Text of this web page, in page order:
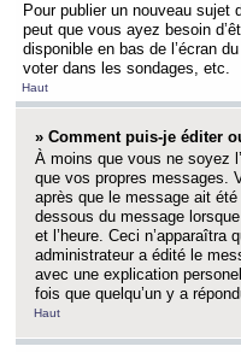
Pour publier un nouveau sujet
peut que vous ayez besoin
disponible en bas de l’écran
voter dans les sondages, etc.
Haut
» Comment puis-je éditer
À moins que vous ne soyez
que vos propres messages.
après que le message ait
dessous du message
et l’heure. Ceci n’apparaîtra
administrateur a édité le
avec une explication
fois que quelqu’un y a
Haut